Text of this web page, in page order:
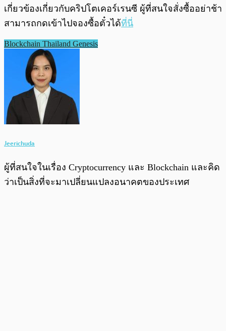
เกี่ยวข้องเกี่ยวกับคริปโตเคอร์เรนซี ผู้ที่สนใจสั่งซื้ออย่าช้า
สามารถกดเข้าไปจองซื้อตั๋วได้ที่นี่
Blockchain Thailand Genesis
Jeerichuda
ผู้ที่สนใจในเรื่อง Cryptocurrency และ Blockchain และคิด
ว่าเป็นสิ่งที่จะมาเปลี่ยนแปลงอนาคตของประเทศ